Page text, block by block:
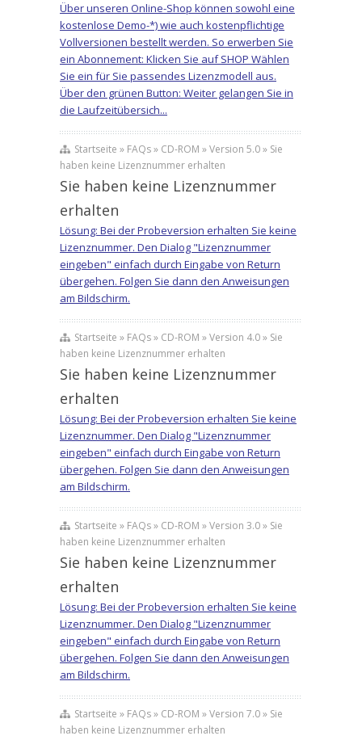
Über unseren Online-Shop können sowohl eine
kostenlose Demo-*) wie auch kostenpflichtige
Vollversionen bestellt werden. So erwerben Sie
ein Abonnement: Klicken Sie auf SHOP Wählen
Sie ein für Sie passendes Lizenzmodell aus.
Über den grünen Button: Weiter gelangen Sie in
die Laufzeitübersich...
Startseite » FAQs » CD-ROM » Version 5.0 » Sie
haben keine Lizenznummer erhalten
Sie haben keine Lizenznummer
erhalten
Lösung: Bei der Probeversion erhalten Sie keine
Lizenznummer. Den Dialog "Lizenznummer
eingeben" einfach durch Eingabe von Return
übergehen. Folgen Sie dann den Anweisungen
am Bildschirm.
Startseite » FAQs » CD-ROM » Version 4.0 » Sie
haben keine Lizenznummer erhalten
Sie haben keine Lizenznummer
erhalten
Lösung: Bei der Probeversion erhalten Sie keine
Lizenznummer. Den Dialog "Lizenznummer
eingeben" einfach durch Eingabe von Return
übergehen. Folgen Sie dann den Anweisungen
am Bildschirm.
Startseite » FAQs » CD-ROM » Version 3.0 » Sie
haben keine Lizenznummer erhalten
Sie haben keine Lizenznummer
erhalten
Lösung: Bei der Probeversion erhalten Sie keine
Lizenznummer. Den Dialog "Lizenznummer
eingeben" einfach durch Eingabe von Return
übergehen. Folgen Sie dann den Anweisungen
am Bildschirm.
Startseite » FAQs » CD-ROM » Version 7.0 » Sie
haben keine Lizenznummer erhalten